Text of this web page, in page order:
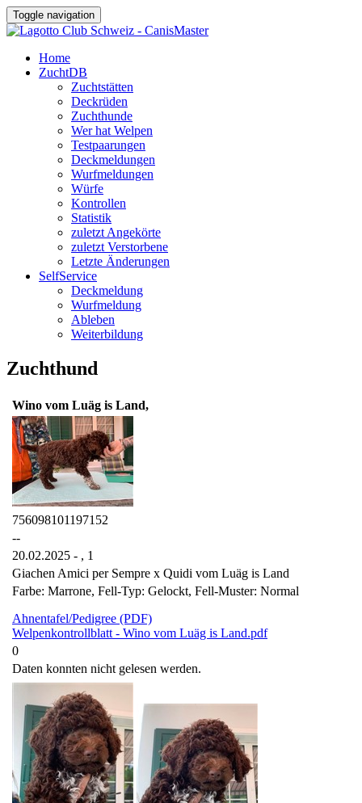
Toggle navigation
Home
ZuchtDB
Zuchtstätten
Deckrüden
Zuchthunde
Wer hat Welpen
Testpaarungen
Deckmeldungen
Wurfmeldungen
Würfe
Kontrollen
Statistik
zuletzt Angekörte
zuletzt Verstorbene
Letzte Änderungen
SelfService
Deckmeldung
Wurfmeldung
Ableben
Weiterbildung
Zuchthund
Wino vom Luäg is Land,
756098101197152
--
20.02.2025 - , 1
Giachen Amici per Sempre x Quidi vom Luäg is Land
Farbe: Marrone, Fell-Typ: Gelockt, Fell-Muster: Normal
Ahnentafel/Pedigree (PDF)
Welpenkontrollblatt - Wino vom Luäg is Land.pdf
0
Daten konnten nicht gelesen werden.